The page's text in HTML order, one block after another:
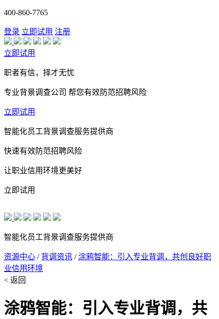
400-860-7765
登录 立即试用 注册
立即试用
职者有信，择才无忧
专业背景调查公司 帮您有效防范招聘风险
立即试用
智能化员工背景调查服务提供商
快速有效防范招聘风险
让职业信用环境更美好
立即试用
智能化员工背景调查服务提供商
资源中心 / 背调资讯 /涂鸦智能：引入专业背调，共创良好职
业信用环境
< 返回
涂鸦智能：引入专业背调，共